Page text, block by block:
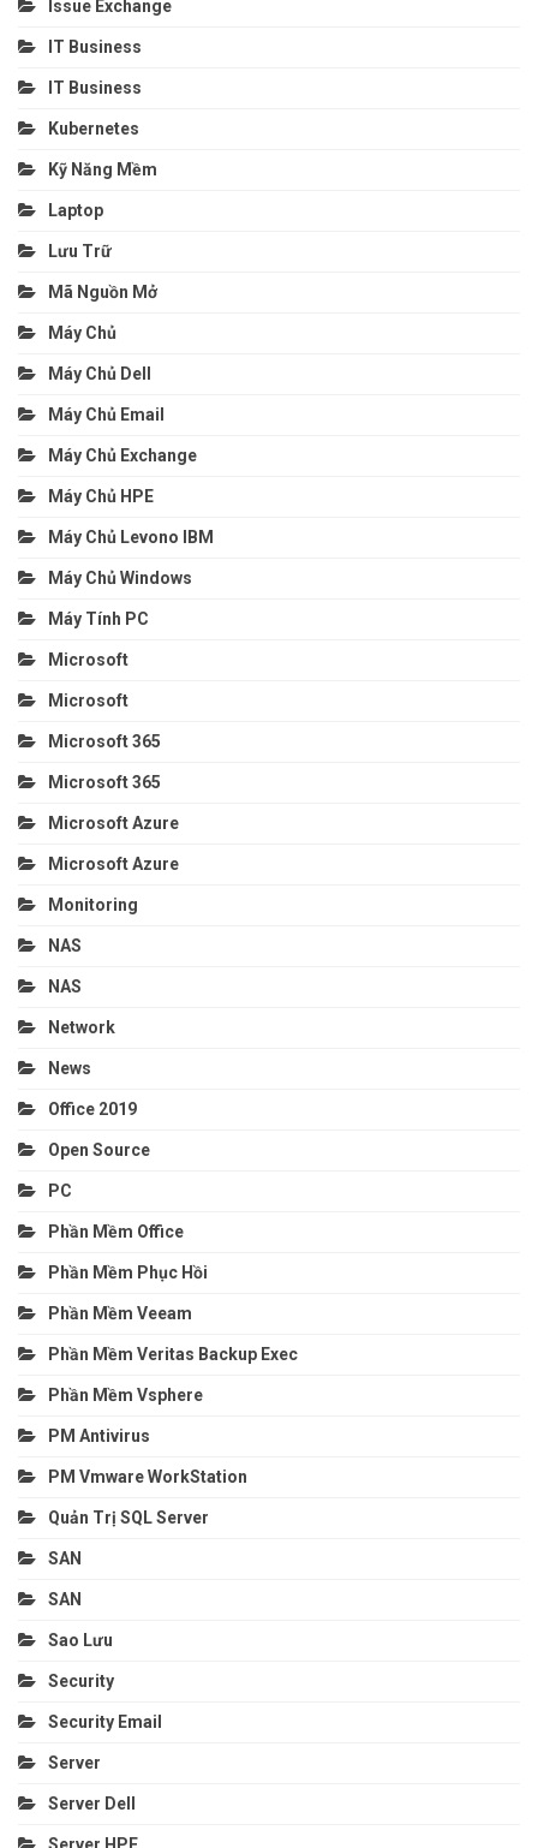
Issue Exchange
IT Business
IT Business
Kubernetes
Kỹ Năng Mềm
Laptop
Lưu Trữ
Mã Nguồn Mở
Máy Chủ
Máy Chủ Dell
Máy Chủ Email
Máy Chủ Exchange
Máy Chủ HPE
Máy Chủ Levono IBM
Máy Chủ Windows
Máy Tính PC
Microsoft
Microsoft
Microsoft 365
Microsoft 365
Microsoft Azure
Microsoft Azure
Monitoring
NAS
NAS
Network
News
Office 2019
Open Source
PC
Phần Mềm Office
Phần Mềm Phục Hồi
Phần Mềm Veeam
Phần Mềm Veritas Backup Exec
Phần Mềm Vsphere
PM Antivirus
PM Vmware WorkStation
Quản Trị SQL Server
SAN
SAN
Sao Lưu
Security
Security Email
Server
Server Dell